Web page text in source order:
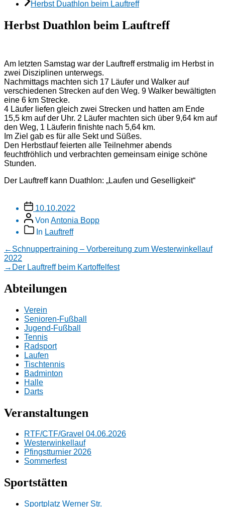
Herbst Duathlon beim Lauftreff
Herbst Duathlon beim Lauftreff
Am letzten Samstag war der Lauftreff erstmalig im Herbst in
zwei Disziplinen unterwegs.
Nachmittags machten sich 17 Läufer und Walker auf
verschiedenen Strecken auf den Weg. 9 Walker bewältigten
eine 6 km Strecke.
4 Läufer liefen gleich zwei Strecken und hatten am Ende
15,5 km auf der Uhr. 2 Läufer machten sich über 9,64 km auf
den Weg, 1 Läuferin finishte nach 5,64 km.
Im Ziel gab es für alle Sekt und Süßes.
Den Herbstlauf feierten alle Teilnehmer abends
feuchtfröhlich und verbrachten gemeinsam einige schöne
Stunden.
Der Lauftreff kann Duathlon: „Laufen und Geselligkeit“
Veröffentlichungsdatum
10.10.2022
Beitragsautor
Von Antonia Bopp
Beitragskategorien
In Lauftreff
Beitragsnavigation
← Vorheriger
Beitrag:
Schnuppertraining – Vorbereitung zum Westerwinkellauf
2022
→ Nächster
Der Lauftreff beim Kartoffelfest
Abteilungen
Verein
Senioren-Fußball
Jugend-Fußball
Tennis
Radsport
Laufen
Tischtennis
Badminton
Halle
Darts
Veranstaltungen
RTF/CTF/Gravel 04.06.2026
Westerwinkellauf
Pfingstturnier 2026
Sommerfest
Sportstätten
Sportplatz Werner Str.